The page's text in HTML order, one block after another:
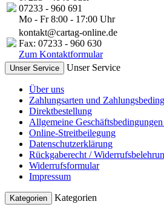
07233 - 960 691
Mo - Fr 8:00 - 17:00 Uhr
kontakt@cartag-online.de
Fax: 07233 - 960 630
Zum Kontaktformular
Unser Service Unser Service
Über uns
Zahlungsarten und
Direktbestellung
Allgemeine
Online-Streitbeilegung
Datenschutzerklärung
Rückgaberecht /
Widerrufsformular
Impressum
Kategorien Kategorien